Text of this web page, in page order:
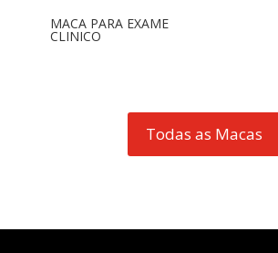
MACA PARA EXAME
CLINICO
Todas as Macas